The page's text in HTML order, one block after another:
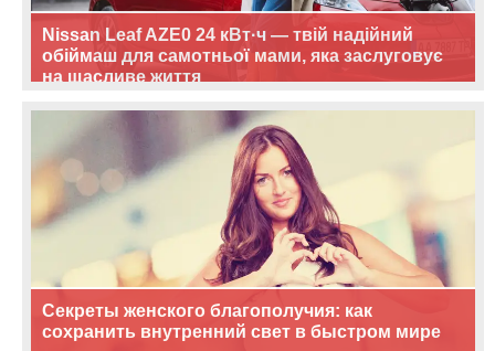
Nissan Leaf AZE0 24 кВт·ч — твій надійний
обіймаш для самотньої мами, яка заслуговує
на щасливе життя
Секреты женского благополучия: как
сохранить внутренний свет в быстром мире